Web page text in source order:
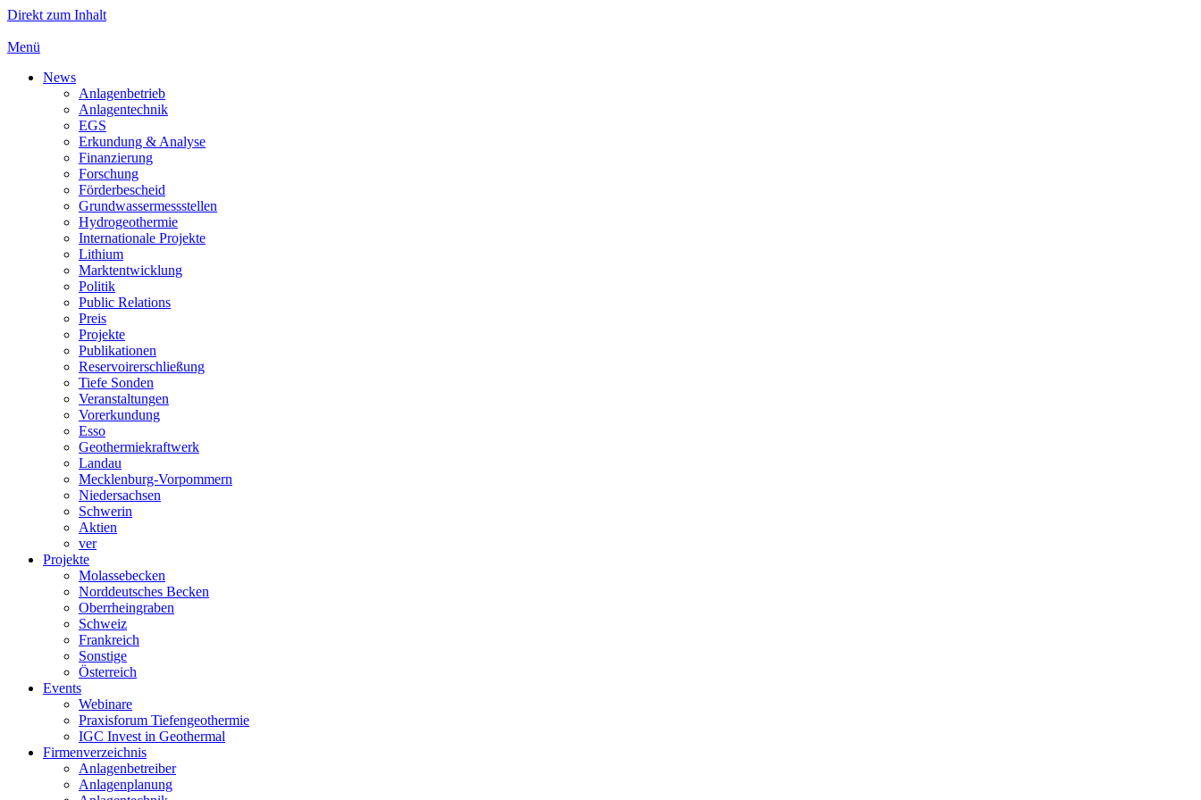
Direkt zum Inhalt
Menü
News
Anlagenbetrieb
Anlagentechnik
EGS
Erkundung & Analyse
Finanzierung
Forschung
Förderbescheid
Grundwassermessstellen
Hydrogeothermie
Internationale Projekte
Lithium
Marktentwicklung
Politik
Public Relations
Preis
Projekte
Publikationen
Reservoirerschließung
Tiefe Sonden
Veranstaltungen
Vorerkundung
Esso
Geothermiekraftwerk
Landau
Mecklenburg-Vorpommern
Niedersachsen
Schwerin
Aktien
ver
Projekte
Molassebecken
Norddeutsches Becken
Oberrheingraben
Schweiz
Frankreich
Sonstige
Österreich
Events
Webinare
Praxisforum Tiefengeothermie
IGC Invest in Geothermal
Firmenverzeichnis
Anlagenbetreiber
Anlagenplanung